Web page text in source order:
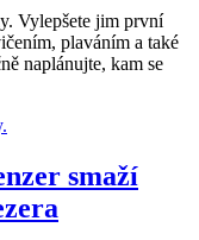
Vylepšete jim první
plaváním a také
naplánujte, kam se
smaží